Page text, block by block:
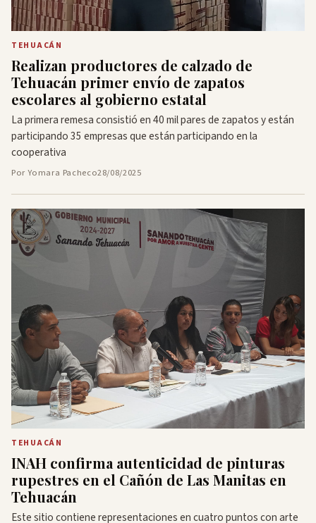
TEHUACÁN
Realizan productores de calzado de
Tehuacán primer envío de zapatos
escolares al gobierno estatal
La primera remesa consistió en 40 mil pares de zapatos y están
participando 35 empresas que están participando en la
cooperativa
Por Yomara Pacheco28/08/2025
TEHUACÁN
INAH confirma autenticidad de pinturas
rupestres en el Cañón de Las Manitas en
Tehuacán
Este sitio contiene representaciones en cuatro puntos con arte